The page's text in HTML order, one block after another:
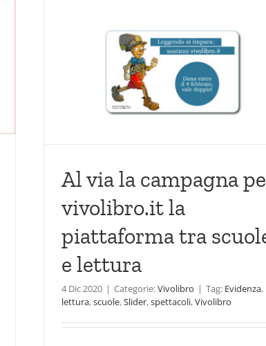
Al via la campagna
vivolibro.it la
piattaforma tra
e lettura
4 Dic 2020 | Categorie:Vivolibro | Tag: Evidenza,
lettura,scuole,Slider,spettacoli,Vivolibro
2017
Vivolibro